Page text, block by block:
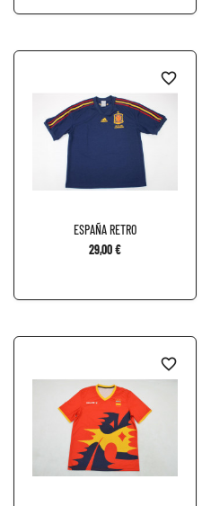
ESPAÑA RETRO
29,00 €
favorite_border
favorite_border